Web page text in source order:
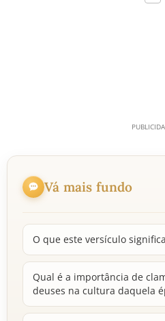
Vá mais fundo
O que este versículo
Qual é a importância de
deuses na cultura daquela